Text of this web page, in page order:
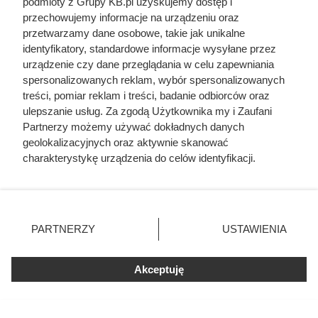
Aldi odpala mega promocję -91%: kawa Dallmayr
po 3,99 zł za paczkę
Jedna z najlepszych kaw premium w promocji.
Błyskawicznie znika z półek
przechowujemy informacje na urządzeniu oraz
przetwarzamy dane osobowe, takie jak unikalne
identyfikatory, standardowe informacje wysyłane przez
urządzenie czy dane przeglądania w celu zapewniania
spersonalizowanych reklam, wybór spersonalizowanych
treści, pomiar reklam i treści, badanie odbiorców oraz
ulepszanie usług. Za zgodą Użytkownika my i Zaufani
Partnerzy możemy używać dokładnych danych
geolokalizacyjnych oraz aktywnie skanować
charakterystykę urządzenia do celów identyfikacji.
zmienić/wycofać klikając przycisk ustawień prywatności
znajdujący się w lewym dolnym rogu strony. Niektóre
użytkownika, ale masz prawo sprzeciwić się takiemu
przetwarzaniu. Preferencje będą miały zastosowania tylko
PARTNERZY USTAWIENIA
Akceptuję